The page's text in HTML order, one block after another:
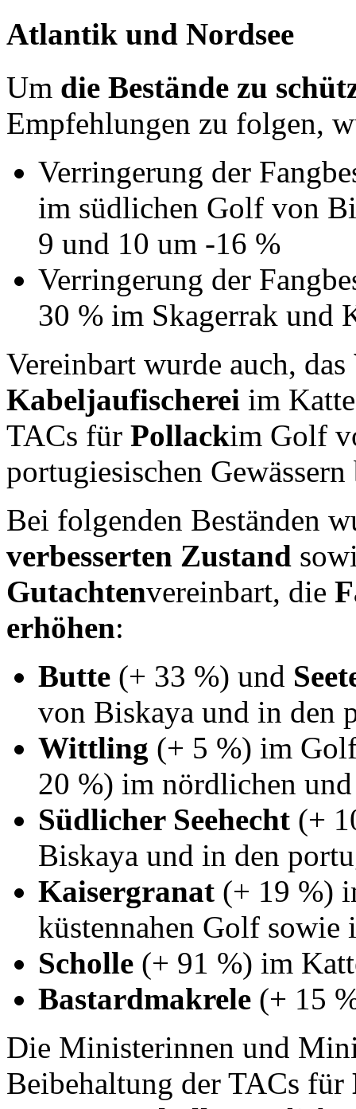
Atlantik und Nordsee
Um die Bestände zu
Empfehlungen zu folgen,
Verringerung der
im südlichen Golf von
9 und 10 um -16 %
Verringerung der
30 % im Skagerrak und
Vereinbart wurde auch, das
Kabeljaufischerei im
TACs für Pollackim Golf
portugiesischen
Bei folgenden Beständen
verbesserten Zustand
Gutachtenvereinbart, die
erhöhen:
Butte (+ 33 %) und
von Biskaya und in den
Wittling (+ 5 %) im
20 %) im nördlichen
Südlicher Seehecht (+
Biskaya und in den
Kaisergranat (+ 19 %)
küstennahen Golf sowie
Scholle (+ 91 %) im
Bastardmakrele (+ 15
Die Ministerinnen und
Beibehaltung der TACs für